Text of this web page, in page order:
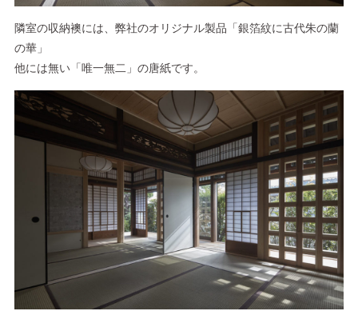
隣室の収納襖には、弊社のオリジナル製品「銀箔紋に古代朱の蘭
の華」
他には無い「唯一無二」の唐紙です。